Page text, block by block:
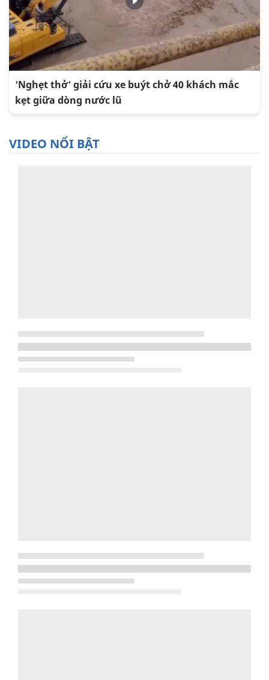
'Nghẹt thở' giải cứu xe buýt chở 40 khách mắc
kẹt giữa dòng nước lũ
VIDEO NỔI BẬT